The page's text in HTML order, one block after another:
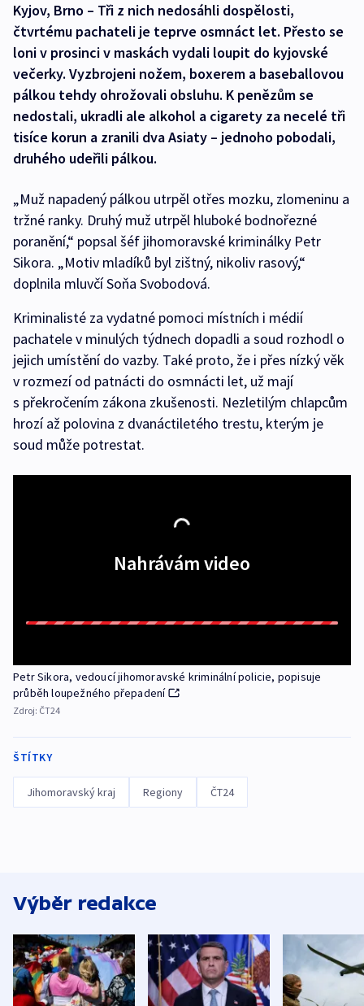
Kyjov, Brno – Tři z nich nedosáhli dospělosti,
čtvrtému pachateli je teprve osmnáct let. Přesto se
loni v prosinci v maskách vydali loupit do kyjovské
večerky. Vyzbrojeni nožem, boxerem a baseballovou
pálkou tehdy ohrožovali obsluhu. K penězům se
nedostali, ukradli ale alkohol a cigarety za necelé tři
tisíce korun a zranili dva Asiaty – jednoho pobodali,
druhého udeřili pálkou.
„Muž napadený pálkou utrpěl otřes mozku, zlomeninu a
tržné ranky. Druhý muž utrpěl hluboké bodnořezné
poranění,“ popsal šéf jihomoravské kriminálky Petr
Sikora. „Motiv mladíků byl zištný, nikoliv rasový,“
doplnila mluvčí Soňa Svobodová.
Kriminalisté za vydatné pomoci místních i médií
pachatele v minulých týdnech dopadli a soud rozhodl o
jejich umístění do vazby. Také proto, že i přes nízký věk
v rozmezí od patnácti do osmnácti let, už mají
s překročením zákona zkušenosti. Nezletilým chlapcům
hrozí až polovina z dvanáctiletého trestu, kterým je
soud může potrestat.
Nahrávám video
Petr Sikora, vedoucí jihomoravské kriminální policie, popisuje
průběh loupežného přepadení
Zdroj: ČT24
ŠTÍTKY
Jihomoravský kraj Regiony ČT24
Výběr redakce